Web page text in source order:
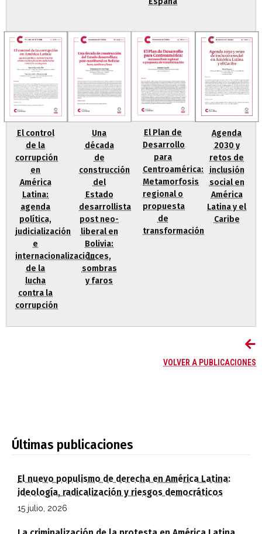
El control
de la
corrupción
en
América
Latina:
agenda
política,
judicialización
e
internacionalización
de la
lucha
contra la
corrupción
Una
década
de
construcción
del
Estado
desarrollista
post neo-
liberal en
Bolivia:
luces,
sombras
y faros
El Plan de
Desarrollo
para
Centroamérica:
Metamorfosis
regional o
propuesta
de
transformación
Agenda
2030 y
retos de
inclusión
social en
América
Latina y el
Caribe
VOLVER A PUBLICACIONES
Últimas publicaciones
El nuevo populismo de derecha en América Latina:
ideología, radicalización y riesgos democráticos
15 julio, 2026